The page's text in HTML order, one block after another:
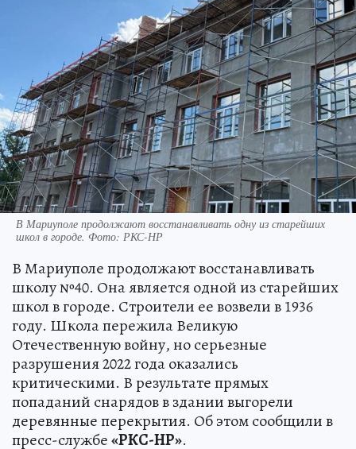
В Мариуполе продолжают восстанавливать одну из старейших
школ в городе. Фото: РКС-НР
В Мариуполе продолжают восстанавливать
школу №40. Она является одной из старейших
школ в городе. Строители ее возвели в 1936
году. Школа пережила Великую
Отечественную войну, но серьезные
разрушения 2022 года оказались
критическими. В результате прямых
попаданий снарядов в здании выгорели
деревянные перекрытия. Об этом сообщили в
пресс-службе«РКС-НР».